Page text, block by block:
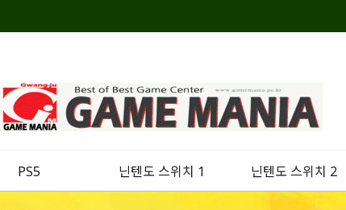
PS5 닌텐도 스위치 1 닌텐도 스위치 2